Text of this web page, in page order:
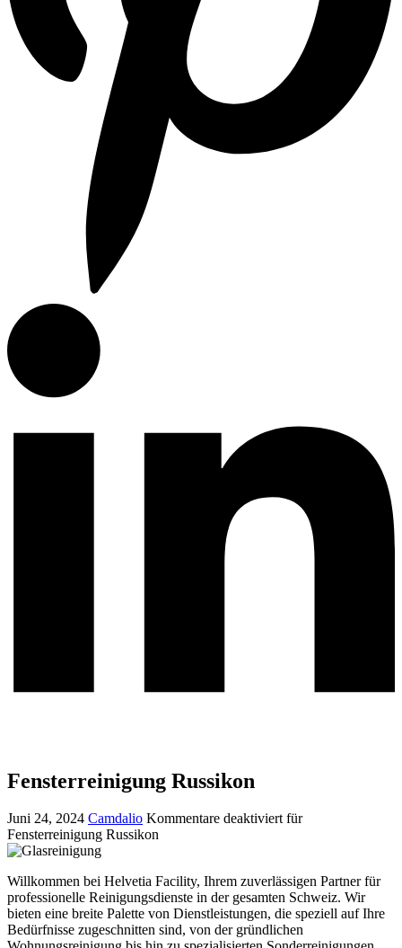
Fensterreinigung Russikon
Juni 24, 2024 Camdalio Kommentare deaktiviertfür
Fensterreinigung Russikon
Willkommen bei Helvetia Facility, Ihrem zuverlässigen Partner für
professionelle Reinigungsdienste in der gesamten Schweiz. Wir
bieten eine breite Palette von Dienstleistungen, die speziell auf Ihre
Bedürfnisse zugeschnitten sind, von der gründlichen